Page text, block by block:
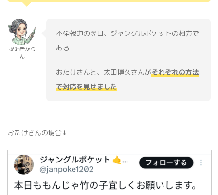
提唱者から
ん
不倫報道の翌日、ジャングルポケットの相方で
ある
おたけさんと、太田博久さんがそれぞれの方法
で対応を見せました
おたけさんの場合↓